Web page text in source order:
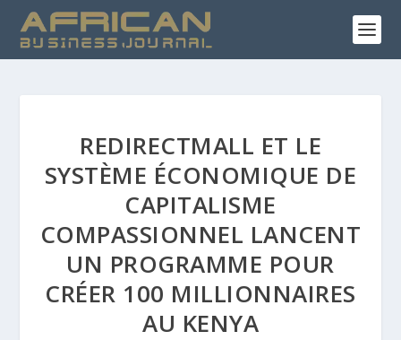
REDIRECTMALL ET LE
SYSTÈME ÉCONOMIQUE DE
CAPITALISME
COMPASSIONNEL LANCENT
UN PROGRAMME POUR
CRÉER 100 MILLIONNAIRES
AU KENYA